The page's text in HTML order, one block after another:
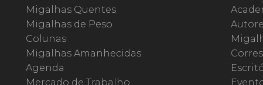
Migalhas Quentes
Migalhas de Peso
Colunas
Migalhas Amanhecidas
Agenda
Mercado de Trabalho